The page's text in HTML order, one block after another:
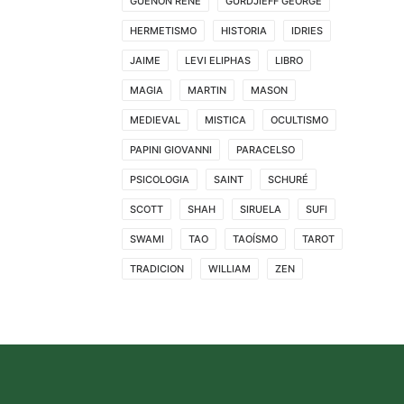
HERMETISMO HISTORIA IDRIES
JAIME LEVI ELIPHAS LIBRO
MAGIA MARTIN MASON
MEDIEVAL MISTICA OCULTISMO
PAPINI GIOVANNI PARACELSO
PSICOLOGIA SAINT SCHURÉ
SCOTT SHAH SIRUELA SUFI
SWAMI TAO TAOÍSMO TAROT
TRADICION WILLIAM ZEN